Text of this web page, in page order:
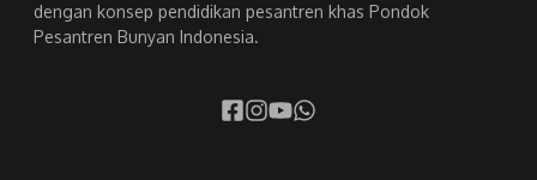
dengan konsep pendidikan pesantren khas Pondok
Pesantren Bunyan Indonesia.